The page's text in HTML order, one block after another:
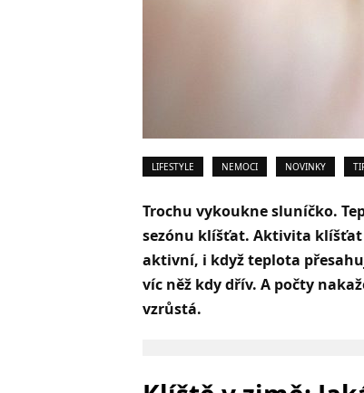
LIFESTYLE NEMOCI NOVINKY
Trochu vykoukne sluníčko.
sezónu klíšťat. Aktivita klíšťat
aktivní, i když teplota
víc něž kdy dřív. A počty
vzrůstá.